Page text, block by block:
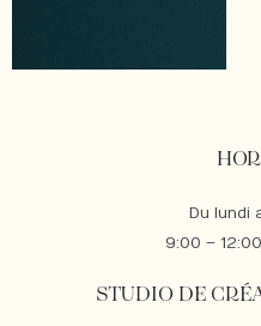
Du lundi
9:00 –
STUDIO DE